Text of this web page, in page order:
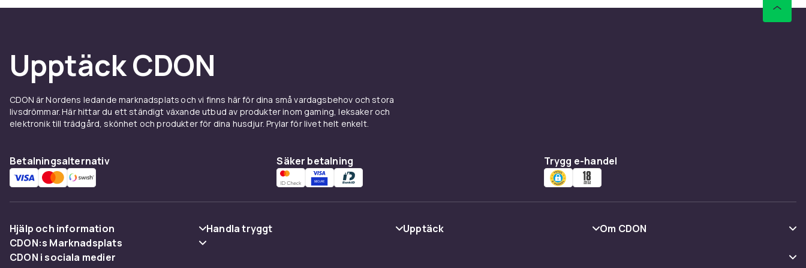
Upptäck CDON
CDON är Nordens ledande marknadsplats och vi finns här för dina små vardagsbehov och stora
livsdrömmar. Här hittar du ett ständigt växande utbud av produkter inom gaming, leksaker och
elektronik till trädgård, skönhet och produkter för dina husdjur. Prylar för livet helt enkelt.
Betalningsalternativ Säker betalning Trygg e-handel
Hjälp och information
Vanliga frågor
Handla tryggt
Upptäck
Om CDON
CDON:s Marknadsplats
Sälj på CDON
CDON i sociala medier